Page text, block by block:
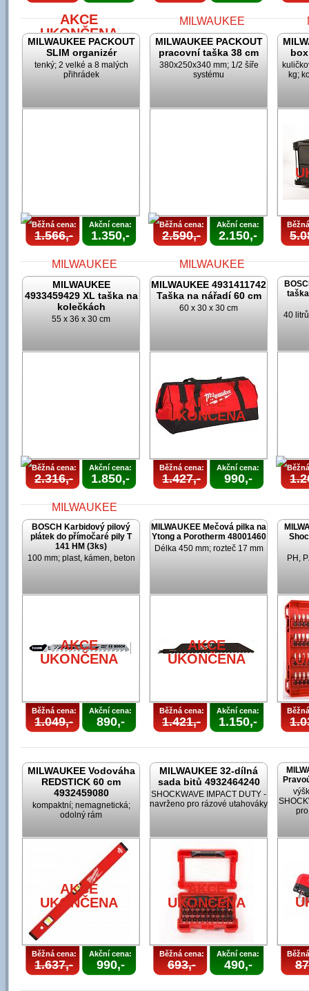
AKCE
UKONČENA
MILWAUKEE PACKOUT
SLIM organizér
tenký; 2 velké a 8 malých
přihrádek
Běžná cena:
1.566,-
Akční cena:
1.350,-
MILWAUKEE PACKOUT
pracovní taška 38 cm
380x250x340 mm; 1/2 šíře
systému
UKONČENA
Běžná cena:
2.590,-
Akční cena:
2.150,-
kg;
MILWAUKEE
4933459429 XL taška na
kolečkách
55 x 36 x 30 cm
Běžná cena:
2.316,-
Akční cena:
1.850,-
MILWAUKEE 4931411742
Taška na nářadí 60 cm
60 x 30 x 30 cm
AKCE
UKONČENA
Běžná cena:
1.427,-
Akční cena:
990,-
40
BOSCH Karbidový pilový
plátek do přímočaré pily T
141 HM (3ks)
100 mm; plast, kámen, beton
AKCE
UKONČENA
Běžná cena:
1.049,-
Akční cena:
890,-
MILWAUKEE Mečová pilka na
Ytong a Porotherm 48001460
Délka 450 mm; rozteč 17 mm
AKCE
UKONČENA
Běžná cena:
1.421,-
Akční cena:
1.150,-
PH,
MILWAUKEE Vodováha
REDSTICK 60 cm
4932459080
kompaktní; nemagnetická;
odolný rám
AKCE
UKONČENA
Běžná cena:
1.637,-
Akční cena:
990,-
MILWAUKEE 32-dílná
sada bitů 4932464240
SHOCKWAVE IMPACT DUTY -
navrženo pro rázové utahováky
AKCE
UKONČENA
Běžná cena:
693,-
Akční cena:
490,-